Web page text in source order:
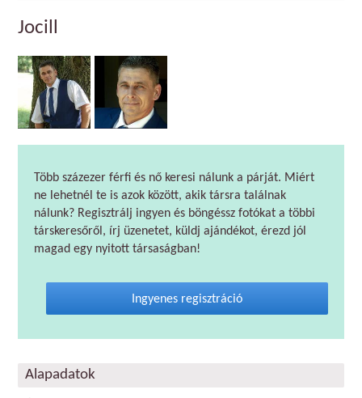
Jocill
Több százezer férfi és nő keresi nálunk a párját. Miért
ne lehetnél te is azok között, akik társra találnak
nálunk? Regisztrálj ingyen és böngéssz fotókat a többi
társkeresőről, írj üzenetet, küldj ajándékot, érezd jól
magad egy nyitott társaságban!
Ingyenes regisztráció
Alapadatok